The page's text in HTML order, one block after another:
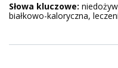
Słowa kluczowe:
białkowo-kaloryczna,